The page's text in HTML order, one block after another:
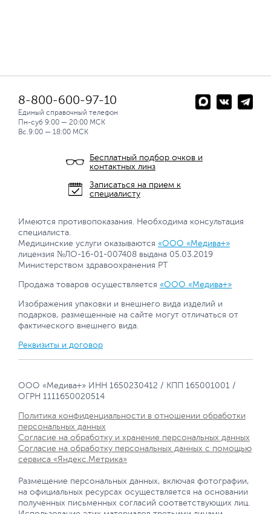
8-800-600-97-10
Единый справочный телефон
Пн-суб 9:00 — 20:00 МСК
Вс.9:00 — 18:00 МСК
Бесплатный подбор очков и
контактных линз
Записаться на прием к
специалисту
Имеются противопоказания. Необходима консультация
специалиста.
Медицинские услуги оказываются «ООО «Медива+»
лицензия №ЛО-16-01-007408 выдана 05.03.2019
Министерством здравоохранения РТ
Продажа товаров осуществляется «ООО «Медива+»
Изображения упаковки и внешнего вида изделий и
подарков, размещенные на сайте могут отличаться от
фактического внешнего вида.
Реквизиты и договор
ООО «Медива+» ИНН 1650230412 / КПП 165001001 /
ОГРН 1111650020514
Политика конфиденциальности в отношении обработки
персональных данных
Согласие на обработку и хранение персональных данных
Согласие на обработку персональных данных с помощью
сервиса «Яндекс.Метрика»
Размещение персональных данных, включая фотографии,
на официальных ресурсах осуществляется на основании
полученных письменных согласий соответствующих лиц.